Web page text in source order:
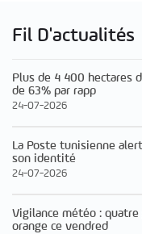
Fil D'actualités
Plus de 4 400 hectares
de 63% par rapp
24-07-2026
La Poste tunisienne
son identité
24-07-2026
Vigilance météo :
orange ce vendred